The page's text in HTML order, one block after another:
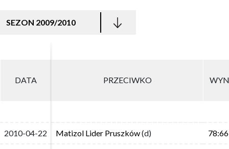
SEZON 2009/2010
DATA PRZECIWKO
2010-04-22 Matizol Lider Pruszków(d) 78:66
DATA PRZECIWKO
2010-04-22 Matizol Lider Pruszków(d) 78:66